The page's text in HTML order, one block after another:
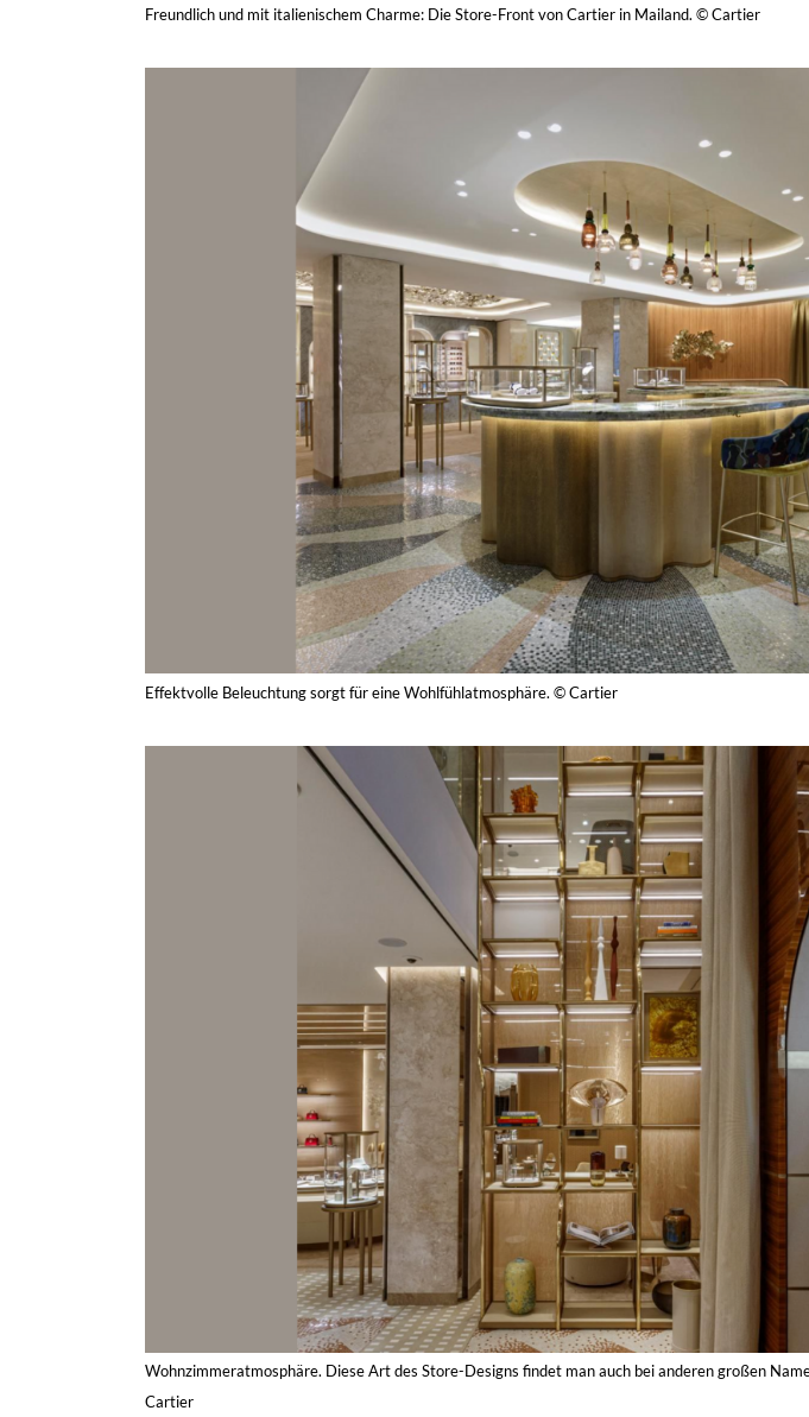
Freundlich und mit italienischem Charme: Die Store-Front von Cartier in Mailand. © Cartier
Effektvolle Beleuchtung sorgt für eine Wohlfühlatmosphäre. © Cartier
Wohnzimmeratmosphäre. Diese Art des Store-Designs findet man auch bei anderen großen
Cartier